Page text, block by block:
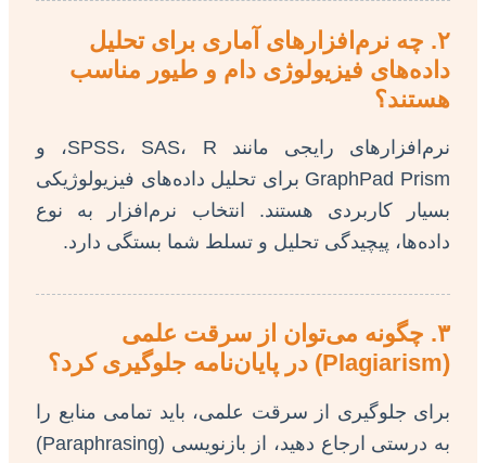
۲. چه نرم‌افزارهای آماری برای تحلیل
داده‌های فیزیولوژی دام و طیور مناسب
هستند؟
نرم‌افزارهای رایجی مانند SPSS، SAS، R، و
GraphPad Prism برای تحلیل داده‌های فیزیولوژیکی
بسیار کاربردی هستند. انتخاب نرم‌افزار به نوع
داده‌ها، پیچیدگی تحلیل و تسلط شما بستگی دارد.
۳. چگونه می‌توان از سرقت علمی
(Plagiarism) در پایان‌نامه جلوگیری کرد؟
برای جلوگیری از سرقت علمی، باید تمامی منابع را
به درستی ارجاع دهید، از بازنویسی (Paraphrasing)